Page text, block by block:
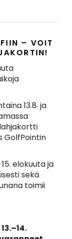
– VOIT
13.8. ja
GolfPointin
elokuuta ja
sekä
toimii